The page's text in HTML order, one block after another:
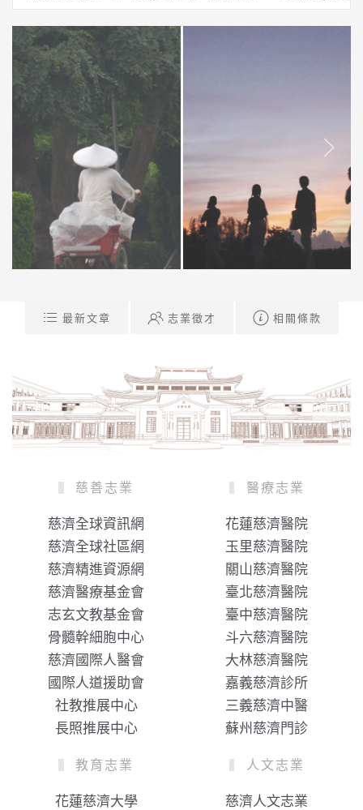
發現精舍簡樸之美
閱讀更多
最新文章 志業徵才 相關條款
慈善志業
慈濟全球資訊網
慈濟全球社區網
慈濟精進資源網
慈濟醫療基金會
志玄文教基金會
骨髓幹細胞中心
慈濟國際人醫會
國際人道援助會
社教推展中心
長照推展中心
醫療志業
花蓮慈濟醫院
玉里慈濟醫院
關山慈濟醫院
臺北慈濟醫院
臺中慈濟醫院
斗六慈濟醫院
大林慈濟醫院
嘉義慈濟診所
三義慈濟中醫
蘇州慈濟門診
教育志業
花蓮慈濟大學
人文志業
慈濟人文志業